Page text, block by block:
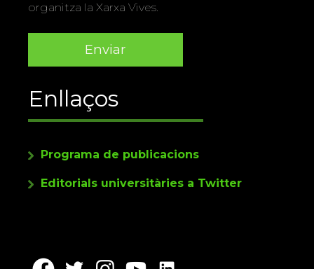
organitza la Xarxa Vives.
Enllaços
Programa de publicacions
Editorials universitàries a Twitter